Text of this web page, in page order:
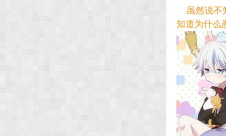
虽然说不
知道为什么